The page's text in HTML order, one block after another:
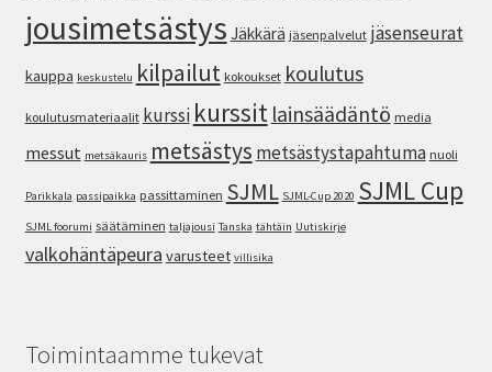
jousimetsästys Jäkkärä jäsenpalvelut jäsenseurat
kauppa keskustelu kilpailut kokoukset koulutus
koulutusmateriaalit kurssi kurssit lainsäädäntö media
messut metsäkauris metsästys metsästystapahtuma nuoli
Parikkala passipaikka passittaminen SJML SJML-Cup 2020 SJML Cup
SJML foorumi säätäminen taljajousi Tanska tähtäin Uutiskirje
valkohäntäpeura varusteet villisika
Toimintaamme tukevat